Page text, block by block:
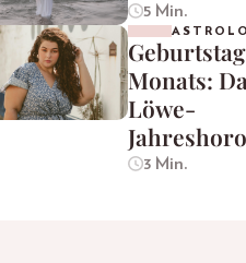
5 Min.
Monats:
Löwe-
3 Min.